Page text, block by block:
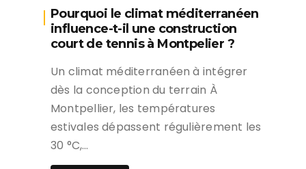
Pourquoi le climat méditerranéen
influence-t-il une construction
court de tennis à Montpelier ?
Un climat méditerranéen à intégrer
dès la conception du terrain À
Montpellier, les températures
estivales dépassent régulièrement les
30 °C,…